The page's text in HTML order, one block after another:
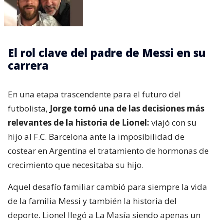
El rol clave del padre de Messi en su
carrera
En una etapa trascendente para el futuro del
futbolista, Jorge tomó una de las decisiones más
relevantes de la historia de Lionel: viajó con su
hijo al F.C. Barcelona ante la imposibilidad de
costear en Argentina el tratamiento de hormonas de
crecimiento que necesitaba su hijo.
Aquel desafío familiar cambió para siempre la vida
de la familia Messi y también la historia del
deporte. Lionel llegó a La Masía siendo apenas un